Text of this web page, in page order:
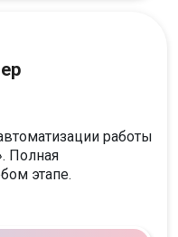
работы
Полная
этапе.